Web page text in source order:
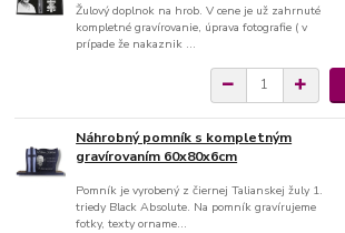
Žulový doplnok na hrob. V cene je už zahrnuté
kompletné gravírovanie, úprava fotografie ( v
prípade že nakaznik ...
Náhrobný pomník s kompletným
gravírovaním 60x80x6cm
Pomník je vyrobený z čiernej Talianskej žuly 1.
triedy Black Absolute. Na pomník gravírujeme
fotky, texty orname...